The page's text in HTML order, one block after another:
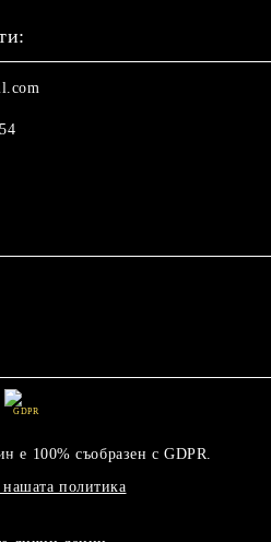
GDPR
е 100% съобразен с GDPR.
нашата политика